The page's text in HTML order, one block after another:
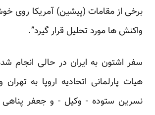
برخی از مقامات (پیشین) آمریکا روی
واکنش ها مورد تحلیل قرار گیرد”.
سفر اشتون به ایران در حالی انجام
هیات پارلمانی اتحادیه اروپا به تهران
نسرین ستوده - وکیل - و جعفر پناهی